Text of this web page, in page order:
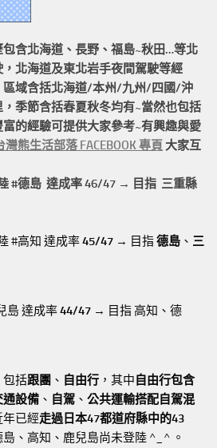
包含北海道、長野、福島~秋田…等北
，北海道及東北岩手夜間駕駛等經
域含括北海道/本州/九州/四國/沖
，季節含括春夏秋冬均有~當然也包括
的經驗可提供大家參考~有興趣與愛
灣熊生活部落 FACEBOOK 專頁 大家互
#德島 達成率 46/47 → 目指 三重縣
#高知 達成率45/47 → 目指德島 、 三
島 達成率44/47 → 目指 高知、德
包括跟團 、 自由行 ，其中自由行包含
通設備 、 自駕 、 公共運輸搭配自駕混
年已經走過日本47都道府縣中的43
、高知、鹿兒島尚未登陸 ^_^ 。